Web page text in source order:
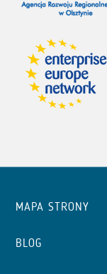
MAPA STRONY
BLOG